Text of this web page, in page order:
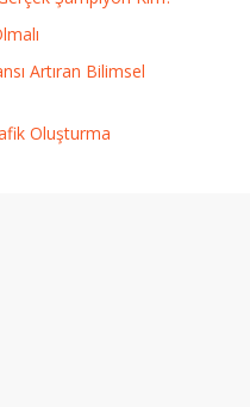
Artıran Bilimsel
Oluşturma